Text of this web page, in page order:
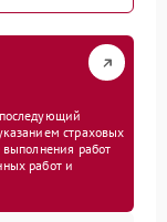
страховых
выполнения работ
работ и